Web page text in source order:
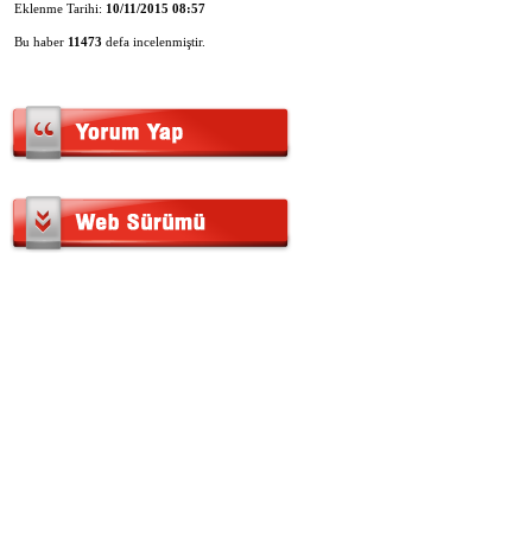
Eklenme Tarihi: 10/11/2015 08:57
Bu haber 11473 defa incelenmiştir.